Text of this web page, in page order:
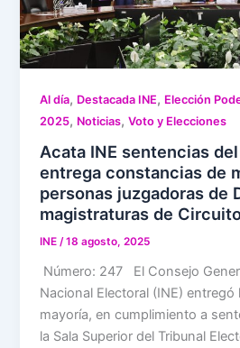
Al día, Destacada INE, Elección
2025, Noticias,Voto y Elecciones
Acata INE sentencias del
entrega constancias de
personas juzgadoras de
magistraturas de
INE/18 agosto, 2025
Número: 247 El Consejo
Nacional Electoral (INE)
mayoría, en cumplimiento a
la Sala Superior del Tribunal